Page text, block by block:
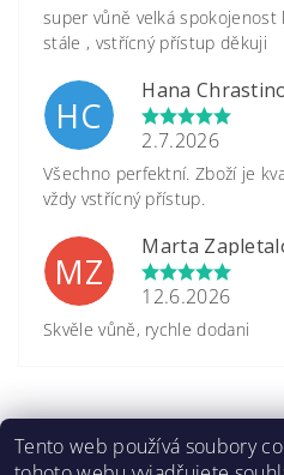
super vůně velká spokojenost
stále , vstřícný přístup děkuji
HC
Hana
2.7.2026
Všechno perfektní. Zboží je
vždy vstřícný přístup.
MZ
Marta
12.6.2026
Skvěle vůně, rychle dodani
Tento web používá soubory